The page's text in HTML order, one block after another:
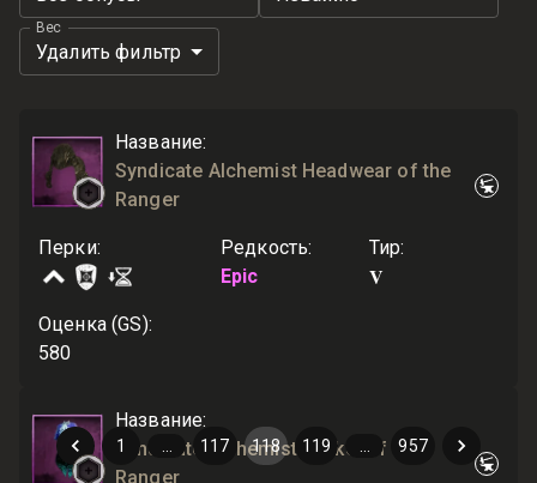
Вес
Удалить фильтр
Название:
Syndicate Alchemist Headwear of the
Ranger
Перки: Редкость:
Epic
Тир:
V
Оценка (GS):
580
Название:
Syndicate Alchemist Jacket of the
Ranger
1 117 118 119 957